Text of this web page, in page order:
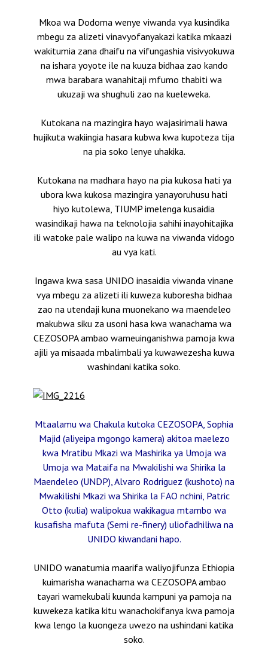
Mkoa wa Dodoma wenye viwanda vya kusindika
mbegu za alizeti vinavyofanyakazi katika mkaazi
wakitumia zana dhaifu na vifungashia visivyokuwa
na ishara yoyote ile na kuuza bidhaa zao kando
mwa barabara wanahitaji mfumo thabiti wa
ukuzaji wa shughuli zao na kueleweka.
Kutokana na mazingira hayo wajasirimali hawa
hujikuta wakiingia hasara kubwa kwa kupoteza tija
na pia soko lenye uhakika.
Kutokana na madhara hayo na pia kukosa hati ya
ubora kwa kukosa mazingira yanayoruhusu hati
hiyo kutolewa, TIUMP imelenga kusaidia
wasindikaji hawa na teknolojia sahihi inayohitajika
ili watoke pale walipo na kuwa na viwanda vidogo
au vya kati.
Ingawa kwa sasa UNIDO inasaidia viwanda vinane
vya mbegu za alizeti ili kuweza kuboresha bidhaa
zao na utendaji kuna muonekano wa maendeleo
makubwa siku za usoni hasa kwa wanachama wa
CEZOSOPA ambao wameuinganishwa pamoja kwa
ajili ya misaada mbalimbali ya kuwawezesha kuwa
washindani katika soko.
Mtaalamu wa Chakula kutoka CEZOSOPA, Sophia
Majid (aliyeipa mgongo kamera) akitoa maelezo
kwa Mratibu Mkazi wa Mashirika ya Umoja wa
Umoja wa Mataifa na Mwakilishi wa Shirika la
Maendeleo (UNDP), Alvaro Rodriguez (kushoto) na
Mwakilishi Mkazi wa Shirika la FAO nchini, Patric
Otto (kulia) walipokua wakikagua mtambo wa
kusafisha mafuta (Semi re-finery) uliofadhiliwa na
UNIDO kiwandani hapo.
UNIDO wanatumia maarifa waliyojifunza Ethiopia
kuimarisha wanachama wa CEZOSOPA ambao
tayari wamekubali kuunda kampuni ya pamoja na
kuwekeza katika kitu wanachokifanya kwa pamoja
kwa lengo la kuongeza uwezo na ushindani katika
soko.